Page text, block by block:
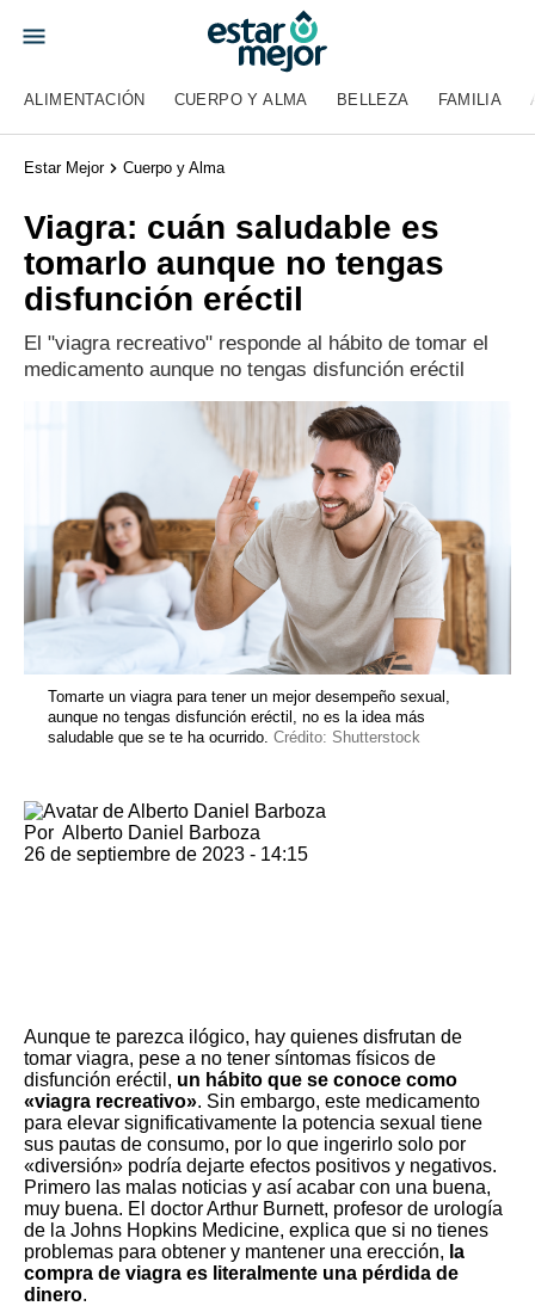
ALIMENTACIÓN CUERPO Y ALMA BELLEZA FAMILIA
Estar Mejor Cuerpo y Alma
Viagra: cuán saludable es
tomarlo aunque no tengas
disfunción eréctil
El "viagra recreativo" responde al hábito de tomar el
medicamento aunque no tengas disfunción eréctil
Tomarte un viagra para tener un mejor desempeño sexual,
aunque no tengas disfunción eréctil, no es la idea más
saludable que se te ha ocurrido. Crédito: Shutterstock
Por Alberto Daniel Barboza
26 de septiembre de 2023 - 14:15
Aunque te parezca ilógico, hay quienes disfrutan de
tomar viagra, pese a no tener síntomas físicos de
disfunción eréctil, un hábito que se conoce como
«viagra recreativo». Sin embargo, este medicamento
para elevar significativamente la potencia sexual tiene
sus pautas de consumo, por lo que ingerirlo solo por
«diversión» podría dejarte efectos positivos y negativos.
Primero las malas noticias y así acabar con una buena,
muy buena. El doctor Arthur Burnett, profesor de urología
de la Johns Hopkins Medicine, explica que si no tienes
problemas para obtener y mantener una erección, la
compra de viagra es literalmente una pérdida de
dinero.